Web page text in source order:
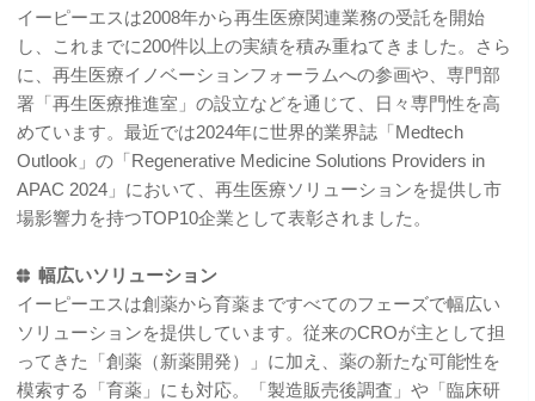
イーピーエスは2008年から再生医療関連業務の受託を開始
し、これまでに200件以上の実績を積み重ねてきました。さら
に、再生医療イノベーションフォーラムへの参画や、専門部
署「再生医療推進室」の設立などを通じて、日々専門性を高
めています。最近では2024年に世界的業界誌「Medtech
Outlook」の「Regenerative Medicine Solutions Providers in
APAC 2024」において、再生医療ソリューションを提供し市
場影響力を持つTOP10企業として表彰されました。
幅広いソリューション
イーピーエスは創薬から育薬まですべてのフェーズで幅広い
ソリューションを提供しています。従来のCROが主として担
ってきた「創薬（新薬開発）」に加え、薬の新たな可能性を
模索する「育薬」にも対応。「製造販売後調査」や「臨床研